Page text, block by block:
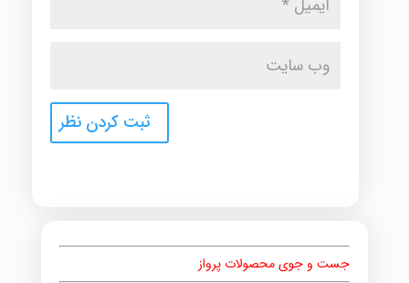
جست و جوی محصولات پرواز